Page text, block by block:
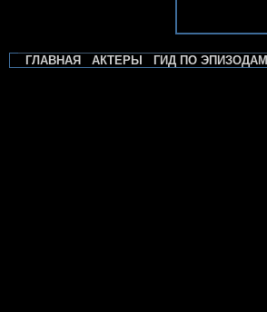
ГЛАВНАЯ АКТЕРЫ ГИД ПО ЭПИЗОДАМ